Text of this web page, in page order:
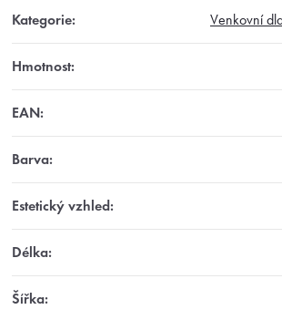
Kategorie: Venkovní
Hmotnost:
EAN:
Barva:
Estetický vzhled:
Délka:
Šířka: